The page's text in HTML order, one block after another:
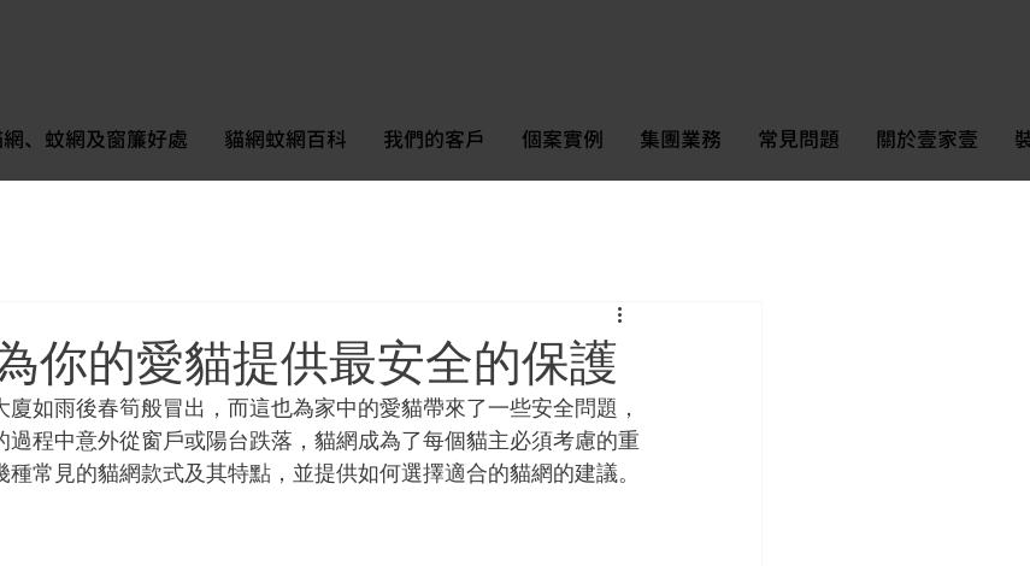
、蚊網及窗簾好處 貓網蚊網百科 我們的客戶 個案實例 集團業務 常見問題 關於壹家壹
你的愛貓提供最安全的保護
如雨後春筍般冒出，而這也為家中的愛貓帶來了一些安全問題，
程中意外從窗戶或陽台跌落，貓網成為了每個貓主必須考慮的重
常見的貓網款式及其特點，並提供如何選擇適合的貓網的建議。